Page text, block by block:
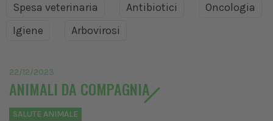
Spesa veterinaria
Antibiotici
Oncologia
Igiene
Arbovirosi
22/12/2023
ANIMALI DA COMPAGNIA
SALUTE ANIMALE